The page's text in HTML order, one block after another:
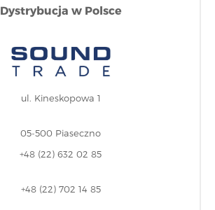
Dystrybucja w Polsce
ul. Kineskopowa 1
05-500 Piaseczno
+48 (22) 632 02 85
+48 (22) 702 14 85